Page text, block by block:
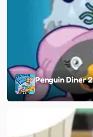
Penguin Diner 2